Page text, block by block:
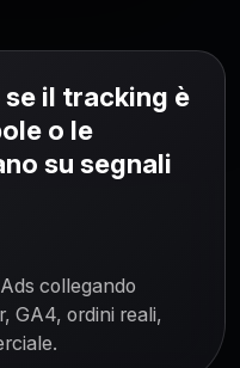
se il tracking è
o le
su segnali
collegando
GA4, ordini reali,